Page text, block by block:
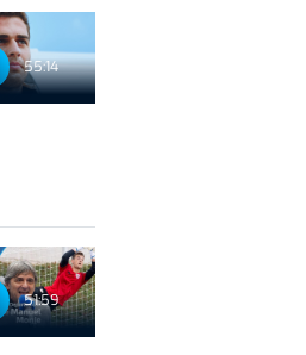
55:14
51:59